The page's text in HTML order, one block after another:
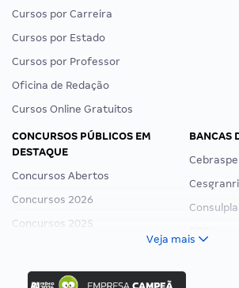
Cursos por Carreira
Cursos por Estado
Cursos por Professor
Oficina de Redação
Cursos Online Gratuitos
CONCURSOS PÚBLICOS EM
DESTAQUE
Concursos Abertos
Concursos 2026
Concursos 2025
Concurso Ibama
BANCAS
Cebraspe
Veja mais